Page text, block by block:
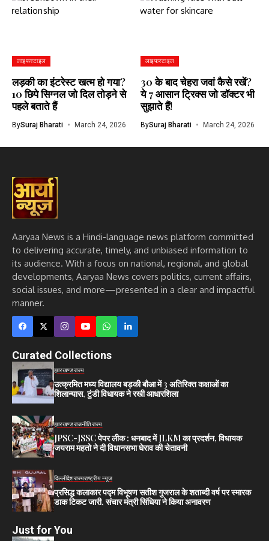
लाइफस्टाइल
लड़की का इंटरेस्ट खत्म हो गया?
10 छिपे सिग्नल जो दिल तोड़ने से
पहले बताते हैं
BySuraj Bharati March 24, 2026
लाइफस्टाइल
30 के बाद चेहरा जवां कैसे रखें?
ये 7 आसान ट्रिक्स जो डॉक्टर भी
सुझाते हैं!
BySuraj Bharati March 24, 2026
Aaryaa News is a Hindi-language news platform committed
to delivering accurate, timely, and unbiased information to
its audience. With a focus on national, regional, and global
developments, Aaryaa News covers politics, current affairs,
social issues, and more—presented in a clear and impactful
manner.
Curated Collections
झारखण्डराज्य
उत्क्रमित मध्य विद्यालय बड़की बौआ में 3 अतिरिक्त कक्षाओं का
शिलान्यास, टुंडी विधायक ने रखी आधारशिला
झारखण्डराजनीतिराज्य
JPSC-JSSC पेपर लीक : धनबाद में JLKM का प्रदर्शन, विधायक
जयराम महतो ने दी विधानसभा घेराव की चेतावनी
दिल्लीदेशराज्यराष्ट्रीय न्यूज
प्रसिद्ध कलाकार पद्म विभूषण सतीश गुजराल के शताब्दी वर्ष पर स्मारक
डाक टिकट जारी, संचार मंत्री सिंधिया ने किया अनावरण
Just for You